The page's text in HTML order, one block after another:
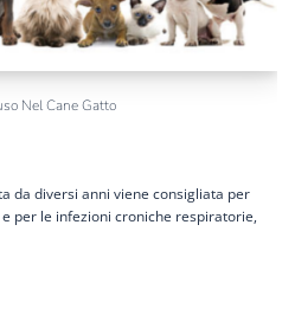
Nel Cane Gatto
da diversi anni viene consigliata per
per le infezioni croniche respiratorie,